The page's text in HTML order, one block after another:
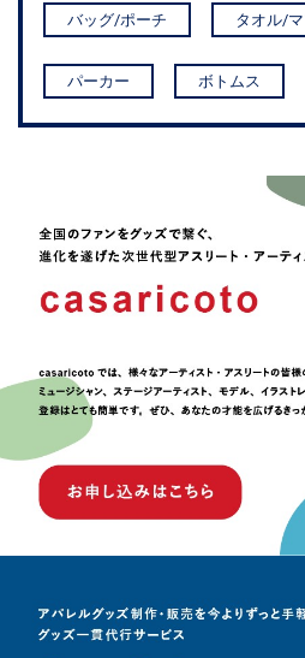
バッグ/ポーチ タオル/
パーカー ボトムス